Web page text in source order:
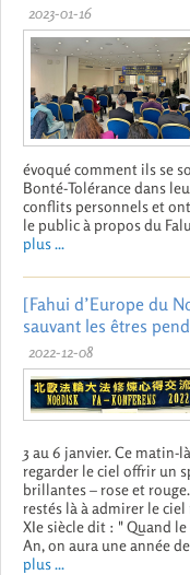
2023-01-16
évoqué comment ils se
Bonté-Tolérance dans
conflits personnels et
le public à propos du
plus ...
[Fahui d’Europe du
sauvant les êtres
2022-12-08
3 au 6 janvier. Ce matin-
regarder le ciel offrir un
brillantes – rose et
restés là à admirer le
XIe siècle dit : " Quand
An, on aura une année
plus ...